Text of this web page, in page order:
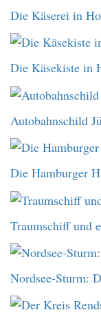
Die Käserei in
Die Käsekiste in
Autobahnschild
Die Hamburger
Traumschiff und
Nordsee-Sturm: